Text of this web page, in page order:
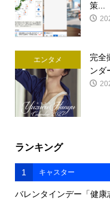
策...
エンタメ
完全
ン
ランキング
1 キャスター
バレンタインデー「健